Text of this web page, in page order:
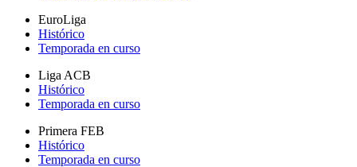
EuroLiga
Histórico
Temporada en curso
Liga ACB
Histórico
Temporada en curso
Primera FEB
Histórico
Temporada en curso